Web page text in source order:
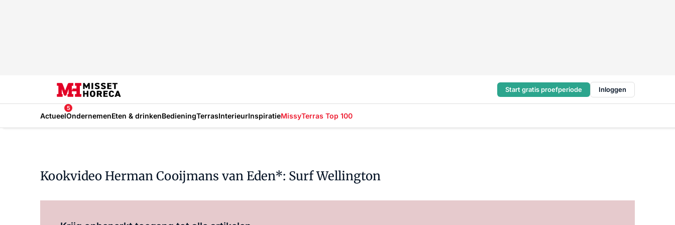
Start gratis proefperiode Inloggen
Actueel
5
OndernemenEten & drinkenBedieningTerrasInterieurInspiratieMissyTerras Top 100
Kookvideo Herman Cooijmans van Eden*: Surf Wellington